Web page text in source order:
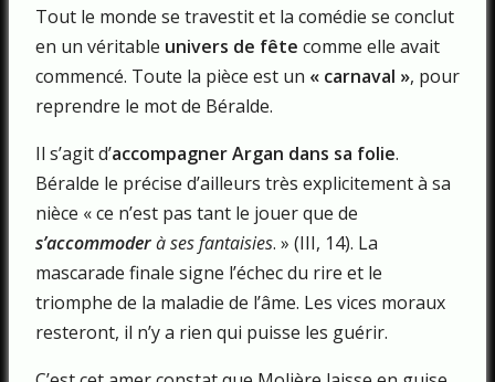
Tout le monde se travestit et la comédie se conclut
en un véritable univers de fête comme elle avait
commencé. Toute la pièce est un « carnaval », pour
reprendre le mot de Béralde.
Il s’agit d’accompagner Argan dans sa folie.
Béralde le précise d’ailleurs très explicitement à sa
nièce « ce n’est pas tant le jouer que de
s’accommoderà ses fantaisies. » (III, 14). La
mascarade finale signe l’échec du rire et le
triomphe de la maladie de l’âme. Les vices moraux
resteront, il n’y a rien qui puisse les guérir.